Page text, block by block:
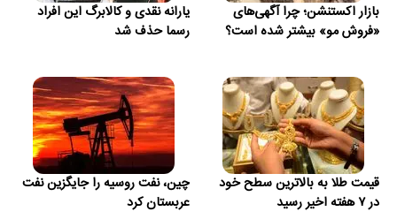
بازار اکستنشن؛ چرا آگهی‌های
«فروش مو» بیشتر شده است؟
یارانه نقدی و کالابرگ این افراد
رسما حذف شد
قیمت طلا به بالاترین سطح خود
در ۷ هفته اخیر رسید
چین، نفت روسیه را جایگزین نفت
عربستان کرد